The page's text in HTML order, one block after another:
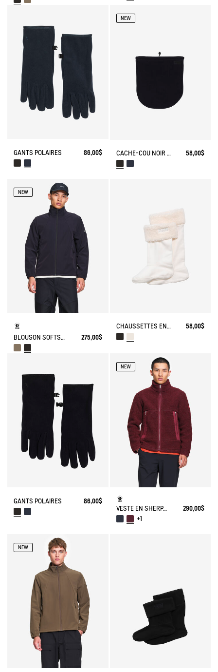
GANTS POLAIRES 86,00$
NEW
CACHE-COU NOIR EN POLAIRE 58,00$
NEW
BLOUSON SOFTSHELL® COUPE-VENT AVEC POCHES CACHÉES ET COL MONTANT 275,00$
CHAUSSETTES EN POLAIRE POUR BOTTES HAUTES REVERS SHERPA 58,00$
GANTS POLAIRES 86,00$
NEW
VESTE EN SHERPA CONTRECOLLÉ À COL MONTANT ET DEUX POCHES ZIPPÉES
290,00$
+1
NEW